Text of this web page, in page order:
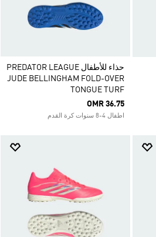
حذاء للأطفال PREDATOR LEAGUE
JUDE BELLINGHAM FOLD-OVER
TONGUE TURF
OMR 36.75
اطفال 4-8 سنوات كرة القدم